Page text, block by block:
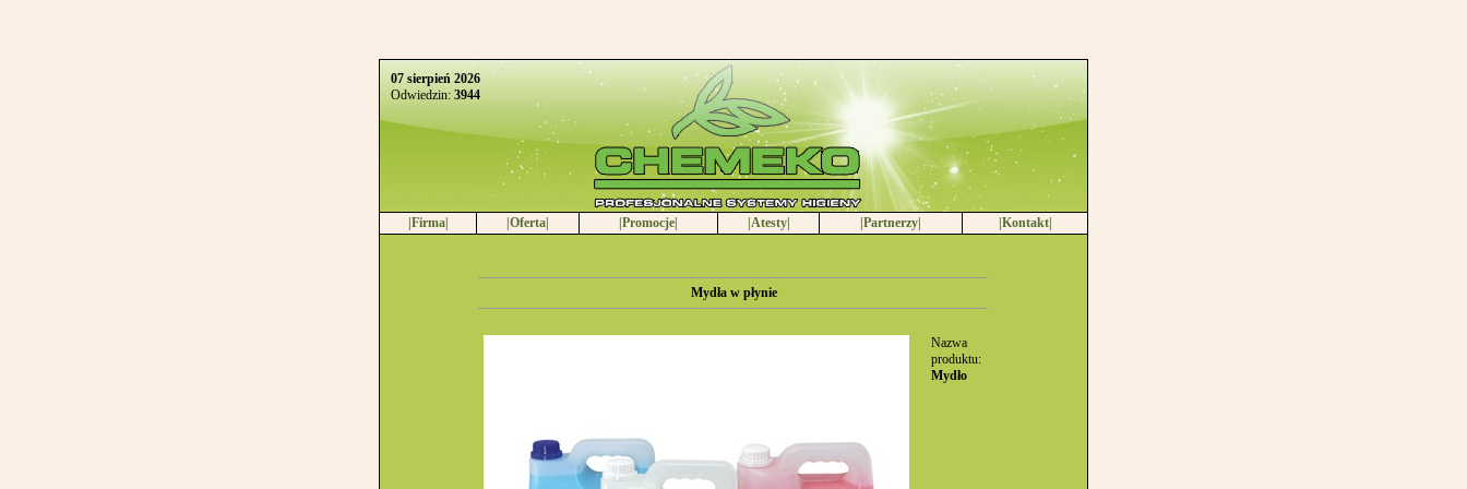
07 sierpień 2026
Odwiedzin:3944
|Firma| |Oferta| |Promocje| |Atesty| |Partnerzy| |Kontakt|
Mydła w płynie
Nazwa
produktu:
Mydło